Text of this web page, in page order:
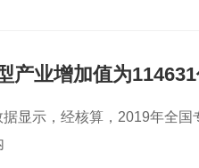
产业增加值为
显示，经核算，2019年全